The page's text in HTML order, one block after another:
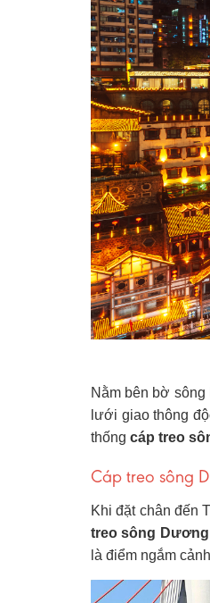
Nằm bên bờ
lưới giao thông
thống cáp treo
Cáp treo sông
Khi đặt chân đến
treo sông Dương
là điểm ngắm